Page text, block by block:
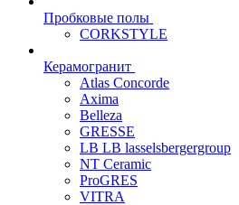
Пробковые полы
CORKSTYLE
Керамогранит
Atlas Concorde
Axima
Belleza
GRESSE
LB LB lasselsbergergroup
NT Ceramic
ProGRES
VITRA